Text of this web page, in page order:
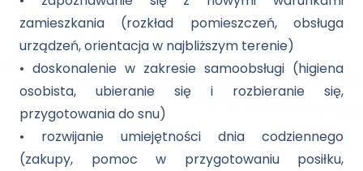
zamieszkania (rozkład pomieszczeń, obsługa
urządzeń, orientacja w najbliższym terenie)
• doskonalenie w zakresie samoobsługi (higiena
osobista, ubieranie się i rozbieranie się,
przygotowania do snu)
• rozwijanie umiejętności dnia codziennego
(zakupy, pomoc w przygotowaniu posiłku,